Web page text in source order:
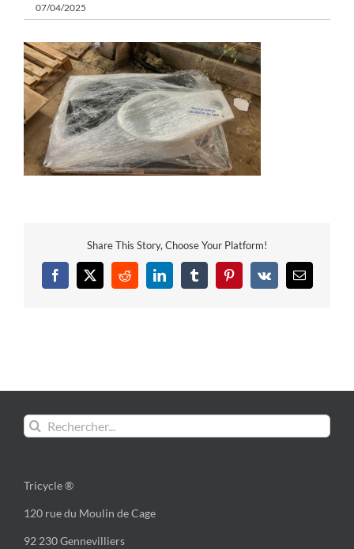
07/04/2025
Share This Story, Choose Your Platform!
Facebook
X RedditLinkedInTumblrPinterest
Vk Email
Rechercher:
Tricycle ®
120 rue du Moulin de Cage
92 230 Gennevilliers